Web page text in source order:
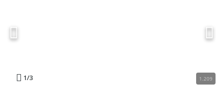
1/3 1.209